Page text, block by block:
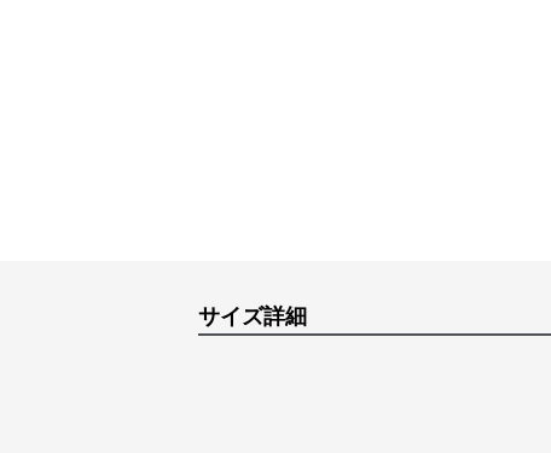
サイズ詳細